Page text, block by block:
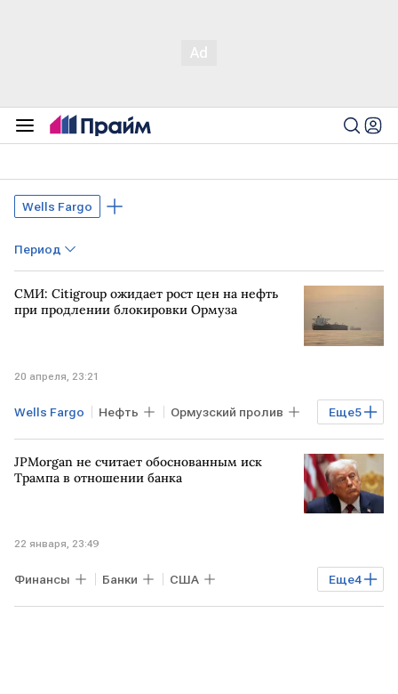
Wells Fargo
Период
СМИ: Citigroup ожидает рост цен на нефть
при продлении блокировки Ормуза
20 апреля, 23:21
Еще5
Wells Fargo Нефть Ормузский пролив
США ИРАН Дональд Трамп
Citigroup Bank of America
JPMorgan не считает обоснованным иск
Трампа в отношении банка
22 января, 23:49
Еще4
Финансы Банки США
Дональд Трамп Fox News CNBC